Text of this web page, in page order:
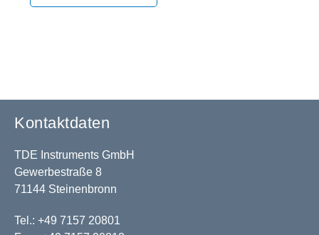
Kontaktdaten
TDE Instruments GmbH
Gewerbestraße 8
71144 Steinenbronn
Tel.: +49 7157 20801